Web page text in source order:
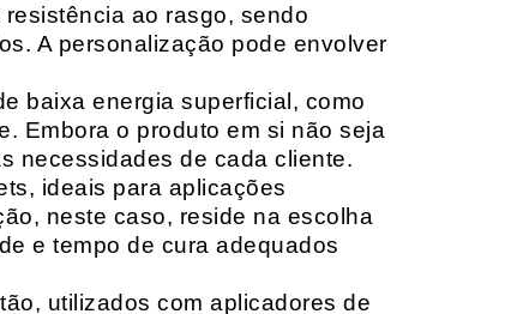
ao rasgo, sendo
A personalização pode envolver
baixa energia superficial, como
Embora o produto em si não seja
necessidades de cada cliente.
ideais para aplicações
neste caso, reside na escolha
e tempo de cura adequados
utilizados com aplicadores de